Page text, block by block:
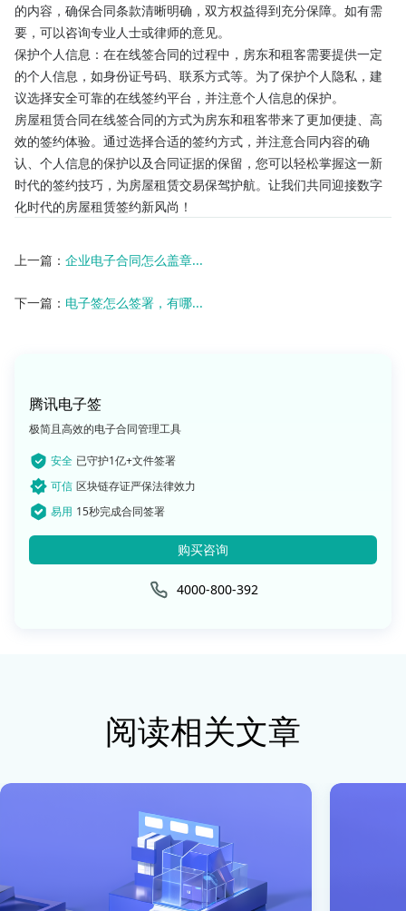
的内容，确保合同条款清晰明确，双方权益得到充分保障。如有需
要，可以咨询专业人士或律师的意见。
保护个人信息：在在线签合同的过程中，房东和租客需要提供一定
的个人信息，如身份证号码、联系方式等。为了保护个人隐私，建
议选择安全可靠的在线签约平台，并注意个人信息的保护。
房屋租赁合同在线签合同的方式为房东和租客带来了更加便捷、高
效的签约体验。通过选择合适的签约方式，并注意合同内容的确
认、个人信息的保护以及合同证据的保留，您可以轻松掌握这一新
时代的签约技巧，为房屋租赁交易保驾护航。让我们共同迎接数字
化时代的房屋租赁签约新风尚！
上一篇： 企业电子合同怎么盖章...
下一篇： 电子签怎么签署，有哪...
腾讯电子签
极简且高效的电子合同管理工具
安全 已守护1亿+文件签署
可信 区块链存证严保法律效力
易用 15秒完成合同签署
购买咨询
4000-800-392
阅读相关文章